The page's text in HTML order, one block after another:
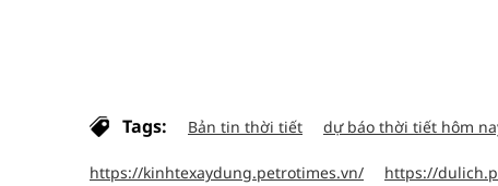
Tags: Bản tin thời tiết dự báo thời tiết hôm
https://kinhtexaydung.petrotimes.vn/ https://